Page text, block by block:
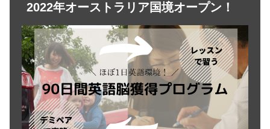
2022年オーストラリア国境オープン！